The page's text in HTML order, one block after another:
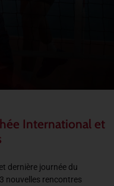
International et
dernière journée du
nouvelles rencontres